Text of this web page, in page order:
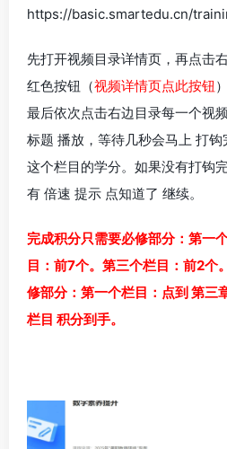
https://basic.smartedu.cn/
先打开视频目录详情页，再点击
红色按钮（视频详情页点此按钮
最后依次点击右边目录每一个视
标题 播放，等待几秒会马上 打
这个栏目的学分。如果没有打钩
有 倍速 提示 点知道了 继续。
完成积分只需要必修部分：第一
目：前7个。第三个栏目：前2个
修部分：第一个栏目：点到 第
栏目 积分到手。